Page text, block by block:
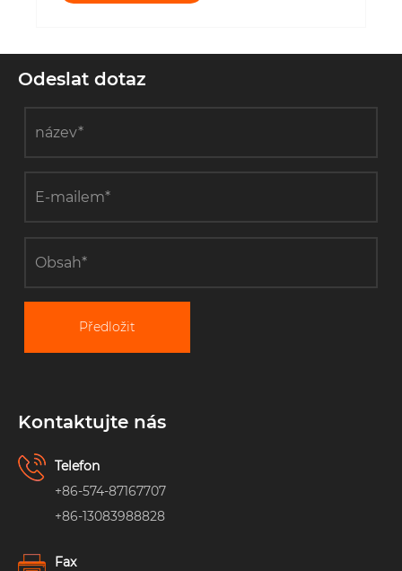
Odeslat dotaz
Předložit
Kontaktujte nás
Telefon
+86-574-87167707
+86-13083988828
Fax